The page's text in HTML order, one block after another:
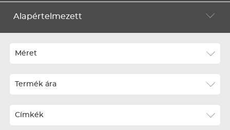
Alapértelmezett
Alapértelmezett
Legújabbak
Ár szerint növekvő
Méret
Termék ára
Címkék